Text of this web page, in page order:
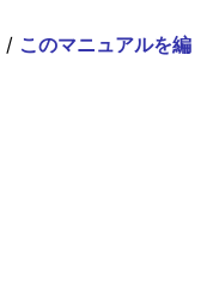
/ このマニュアルを編